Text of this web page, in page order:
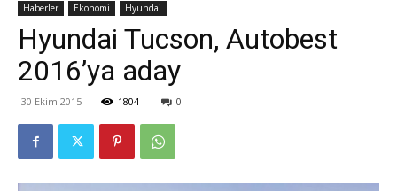
Haberler Ekonomi Hyundai
Hyundai Tucson, Autobest
2016’ya aday
30 Ekim 2015 1804 0